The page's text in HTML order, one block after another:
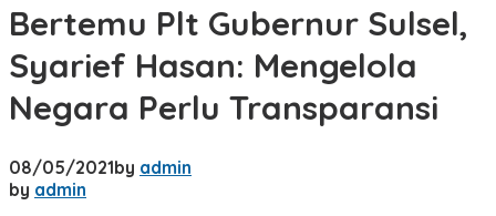
Bertemu Plt Gubernur Sulsel,
Syarief Hasan: Mengelola
Negara Perlu Transparansi
08/05/2021by admin
by admin